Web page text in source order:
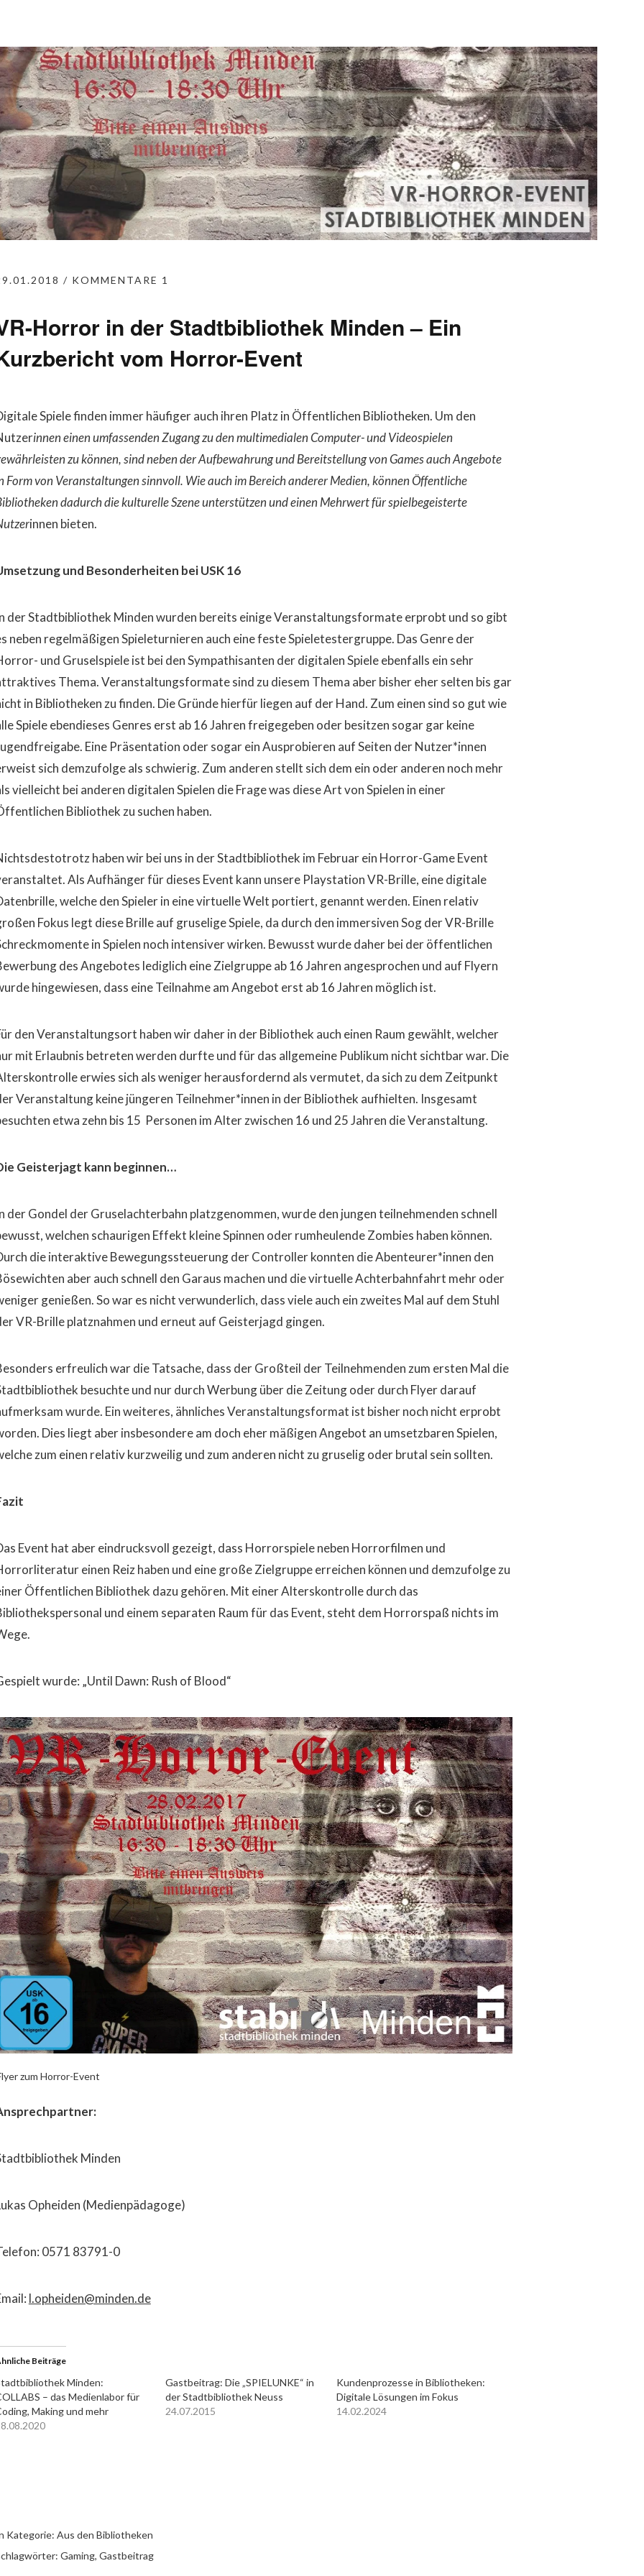
KOMMENTARE 1
Horror in der Stadtbibliothek Minden – Ein
vom Horror-Event
Spiele finden immer häufiger auch ihren Platz in Öffentlichen Bibliotheken. Um den
innen einen umfassenden Zugang zu den multimedialen Computer- und Videospielen
zu können, sind neben der Aufbewahrung und Bereitstellung von Games auch Angebote
Form von Veranstaltungen sinnvoll. Wie auch im Bereich anderer Medien, können Öffentliche
dadurch die kulturelle Szene unterstützen und einen Mehrwert für spielbegeisterte
innen bieten.
und Besonderheiten bei USK 16
der Stadtbibliothek Minden wurden bereits einige Veranstaltungsformate erprobt und so gibt
neben regelmäßigen Spieleturnieren auch eine feste Spieletestergruppe. Das Genre der
und Gruselspiele ist bei den Sympathisanten der digitalen Spiele ebenfalls ein sehr
Thema. Veranstaltungsformate sind zu diesem Thema aber bisher eher selten bis gar
in Bibliotheken zu finden. Die Gründe hierfür liegen auf der Hand. Zum einen sind so gut wie
Spiele ebendieses Genres erst ab 16 Jahren freigegeben oder besitzen sogar gar keine
Eine Präsentation oder sogar ein Ausprobieren auf Seiten der Nutzer*innen
sich demzufolge als schwierig. Zum anderen stellt sich dem ein oder anderen noch mehr
vielleicht bei anderen digitalen Spielen die Frage was diese Art von Spielen in einer
Bibliothek zu suchen haben.
haben wir bei uns in der Stadtbibliothek im Februar ein Horror-Game Event
Als Aufhänger für dieses Event kann unsere Playstation VR-Brille, eine digitale
welche den Spieler in eine virtuelle Welt portiert, genannt werden. Einen relativ
Fokus legt diese Brille auf gruselige Spiele, da durch den immersiven Sog der VR-Brille
in Spielen noch intensiver wirken. Bewusst wurde daher bei der öffentlichen
des Angebotes lediglich eine Zielgruppe ab 16 Jahren angesprochen und auf Flyern
hingewiesen, dass eine Teilnahme am Angebot erst ab 16 Jahren möglich ist.
den Veranstaltungsort haben wir daher in der Bibliothek auch einen Raum gewählt, welcher
mit Erlaubnis betreten werden durfte und für das allgemeine Publikum nicht sichtbar war. Die
erwies sich als weniger herausfordernd als vermutet, da sich zu dem Zeitpunkt
Veranstaltung keine jüngeren Teilnehmer*innen in der Bibliothek aufhielten. Insgesamt
etwa zehn bis 15 Personen im Alter zwischen 16 und 25 Jahren die Veranstaltung.
Geisterjagt kann beginnen…
der Gondel der Gruselachterbahn platzgenommen, wurde den jungen teilnehmenden schnell
welchen schaurigen Effekt kleine Spinnen oder rumheulende Zombies haben können.
die interaktive Bewegungssteuerung der Controller konnten die Abenteurer*innen den
aber auch schnell den Garaus machen und die virtuelle Achterbahnfahrt mehr oder
genießen. So war es nicht verwunderlich, dass viele auch ein zweites Mal auf dem Stuhl
VR-Brille platznahmen und erneut auf Geisterjagd gingen.
erfreulich war die Tatsache, dass der Großteil der Teilnehmenden zum ersten Mal die
besuchte und nur durch Werbung über die Zeitung oder durch Flyer darauf
wurde. Ein weiteres, ähnliches Veranstaltungsformat ist bisher noch nicht erprobt
Dies liegt aber insbesondere am doch eher mäßigen Angebot an umsetzbaren Spielen,
zum einen relativ kurzweilig und zum anderen nicht zu gruselig oder brutal sein sollten.
Event hat aber eindrucksvoll gezeigt, dass Horrorspiele neben Horrorfilmen und
einen Reiz haben und eine große Zielgruppe erreichen können und demzufolge zu
Öffentlichen Bibliothek dazu gehören. Mit einer Alterskontrolle durch das
und einem separaten Raum für das Event, steht dem Horrorspaß nichts im
wurde: „Until Dawn: Rush of Blood“
zum Horror-Event
Minden
Opheiden (Medienpädagoge)
0571 83791-0
l.opheiden@minden.de
Beiträge
Minden:
– das Medienlabor für
Making und mehr
Gastbeitrag: Die „SPIELUNKE“ in
der Stadtbibliothek Neuss
24.07.2015
Kundenprozesse in Bibliotheken:
Digitale Lösungen im Fokus
14.02.2024
Kategorie: Aus den Bibliotheken
Gaming, Gastbeitrag